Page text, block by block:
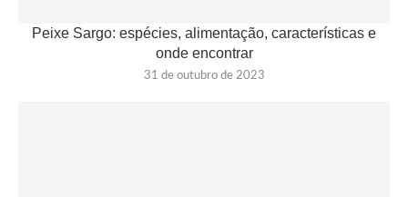
Peixe Sargo: espécies, alimentação, características e
onde encontrar
31 de outubro de 2023